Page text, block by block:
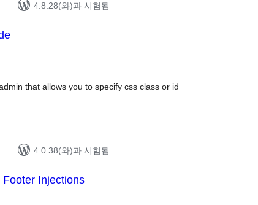
4.8.28(와)과 시험됨
that allows you to specify css class or id
4.0.38(와)과 시험됨
Injections